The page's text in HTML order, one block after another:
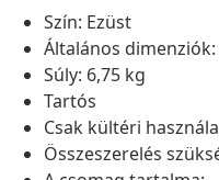
Szín: Ezüst
Általános dimenziók:
Súly: 6,75 kg
Tartós
Csak kültéri
Összeszerelés